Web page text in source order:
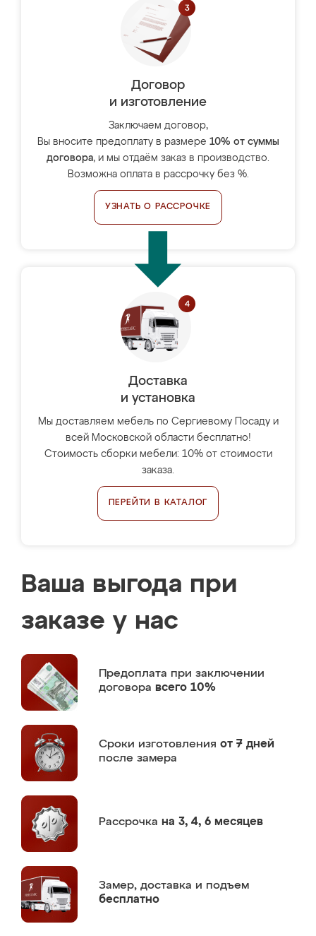
Договор
и изготовление
Заключаем договор,
Вы вносите предоплату в размере 10% от суммы
договора, и мы отдаём заказ в производство.
Возможна оплата в рассрочку без %.
УЗНАТЬ О РАССРОЧКЕ
Доставка
и установка
Мы доставляем мебель по Сергиевому Посаду и
всей Московской области бесплатно!
Стоимость сборки мебели: 10% от стоимости
заказа.
ПЕРЕЙТИ В КАТАЛОГ
Ваша выгода при
заказе у нас
Предоплата при заключении
договора всего 10%
Сроки изготовления от 7 дней
после замера
Рассрочка на 3, 4, 6 месяцев
Замер, доставка и подъем
бесплатно